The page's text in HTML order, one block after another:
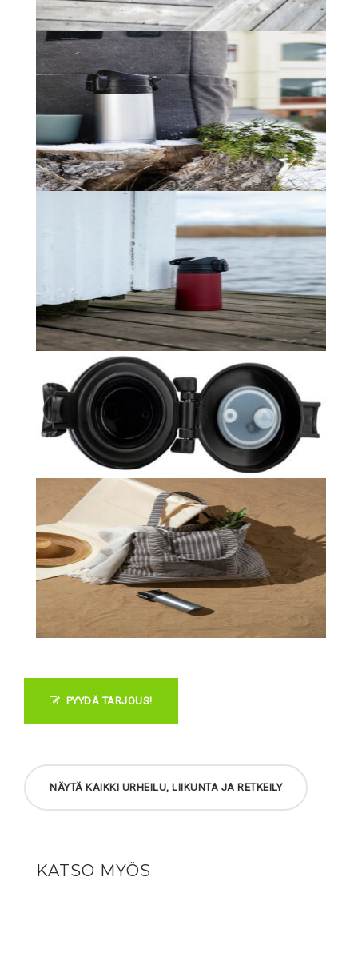
PYYDÄ TARJOUS!
NÄYTÄ KAIKKI URHEILU, LIIKUNTA JA RETKEILY
KATSO MYÖS